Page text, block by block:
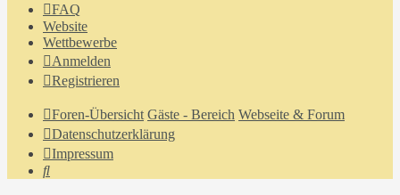
FAQ
Website
Wettbewerbe
Anmelden
Registrieren
Foren-Übersicht Gäste - Bereich Webseite & Forum
Datenschutzerklärung
Impressum
Suche